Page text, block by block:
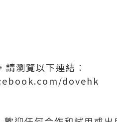
瀏覽以下連結︰
dovehk